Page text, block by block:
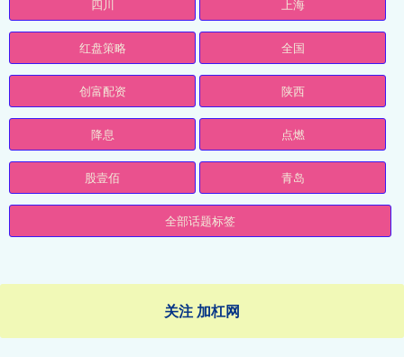
四川 上海
红盘策略 全国
创富配资 陕西
降息 点燃
股壹佰 青岛
全部话题标签
关注 加杠网